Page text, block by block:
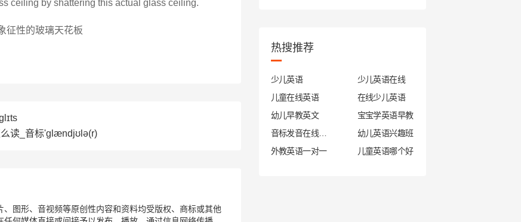
ceiling by shattering this actual glass ceiling.
征性的玻璃天花板
读_音标'ɡlændjʊlə(r)
图形、音视频等原创性内容和资料均受版权、商标或其他
热搜推荐
少儿英语
少儿英语在线
儿童在线英语
在线少儿英语
幼儿早教英文
宝宝学英语早教
幼儿英语兴趣班
外教英语一对一
儿童英语哪个好